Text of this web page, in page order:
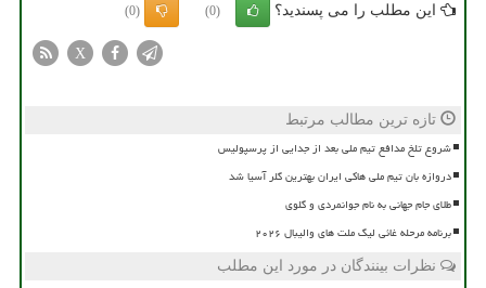
این مطلب را می پسندید؟ (0)
(0)
X
تازه ترین مطالب مرتبط
شروع تلخ مدافع تیم ملی بعد از جدایی از پرسپولیس
دروازه بان تیم ملی هاکی ایران بهترین گلر آسیا شد
طلای جام جهانی به نام جوانمردی و گلوی
برنامه مرحله غائی لیگ ملت های والیبال ۲۰۲۶
نظرات بینندگان در مورد این مطلب